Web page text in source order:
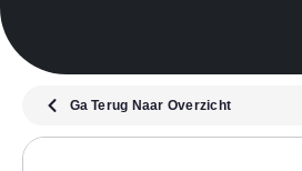
Ga Terug Naar Overzicht